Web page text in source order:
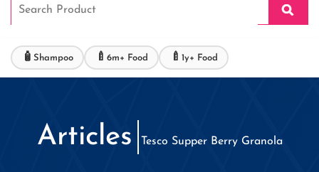
🧴 Shampoo 🍼 6m+ Food 🍼 1y+ Food
Articles Tesco Supper Berry Granola